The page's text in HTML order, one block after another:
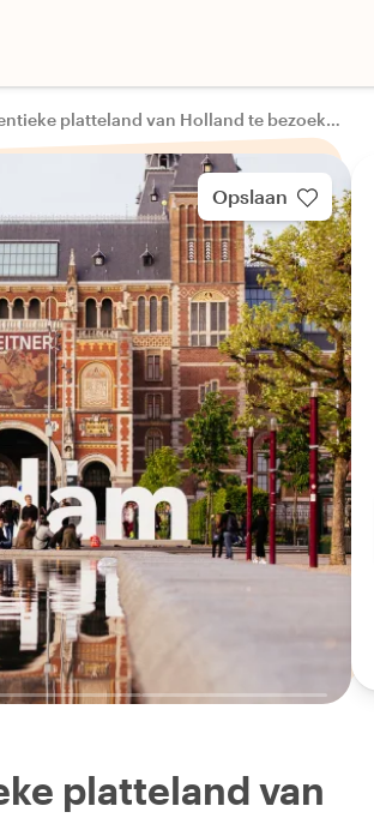
Tour met de auto om het authentieke platteland van Holland te bezoeken
Opslaan
platteland van